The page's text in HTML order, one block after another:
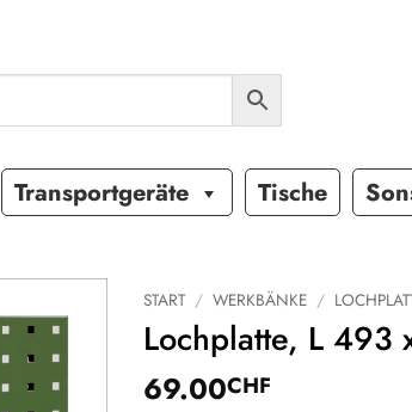
Transportgeräte Tische
Auf die
Wunschliste
START / WERKBÄNKE /
Lochplatte, L 493
69.00CHF